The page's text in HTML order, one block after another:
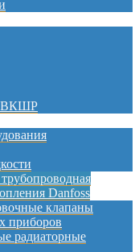
ВКШР
Danfoss
клапаны
приборов
радиаторные